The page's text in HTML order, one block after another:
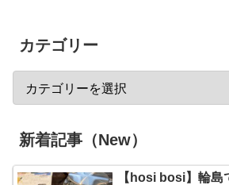
カテゴリー
新着記事（New）
【hosi bosi】輪島